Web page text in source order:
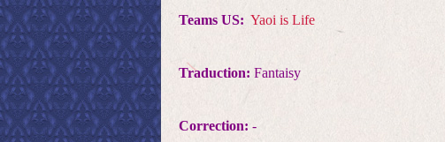
Teams US: Yaoi is Life
Traduction: Fantaisy
Correction: -